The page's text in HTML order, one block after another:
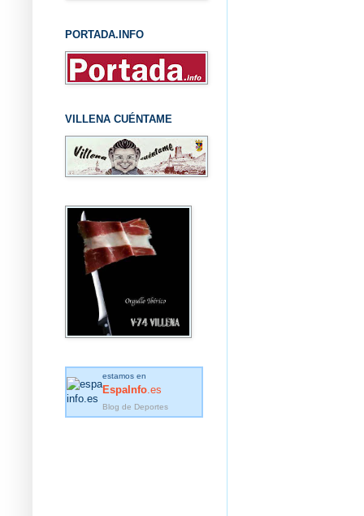
PORTADA.INFO
VILLENA CUÉNTAME
estamos en
EspaInfo .es
Blog de Deportes